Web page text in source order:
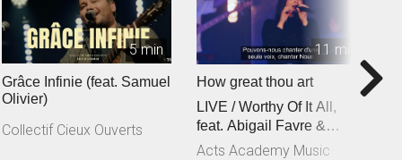
5 min
Grâce Infinie (feat. Samuel
Olivier)
Collectif Cieux Ouverts
11 min
How great thou art
LIVE / Worthy Of It All,
feat. Abigail Favre &
Esben Engholm
Acts Academy Music